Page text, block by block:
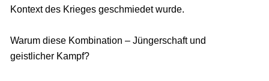
Kontext des Krieges geschmiedet wurde.
Warum diese Kombination – Jüngerschaft und
geistlicher Kampf?